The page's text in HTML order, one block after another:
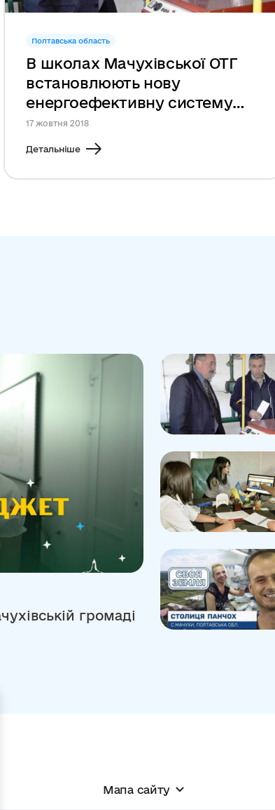
Полтавська область
В школах Мачухівської ОТГ
встановлюють нову
енергоефективну систему
опалення
17 жовтня 2018
Детальніше
громаді
Мапа сайту